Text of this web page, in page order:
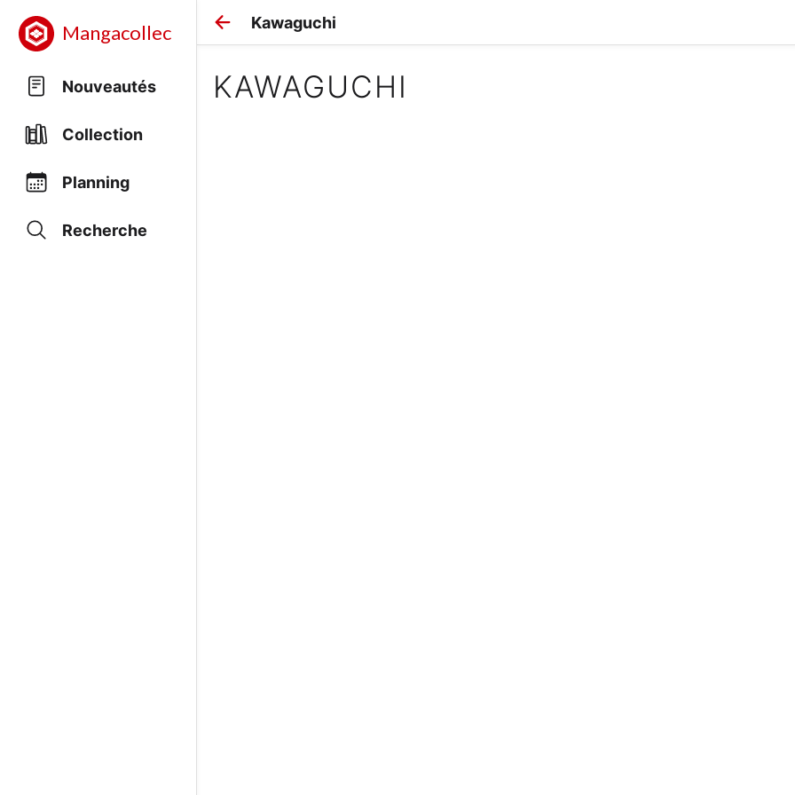
Mangacollec
Nouveautés
Collection
Planning
Recherche
Kawaguchi
KAWAGUCHI